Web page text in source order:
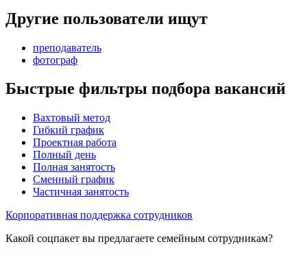
Другие пользователи ищут
преподаватель
фотограф
Быстрые фильтры подбора вакансий
Вахтовый метод
Гибкий график
Проектная работа
Полный день
Полная занятость
Сменный график
Частичная занятость
Корпоративная поддержка сотрудников
Какой соцпакет вы предлагаете семейным сотрудникам?